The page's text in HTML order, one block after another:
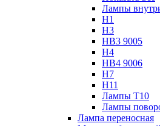
Лампы
H1
H3
HB3 9005
H4
HB4 9006
H7
H11
Лампы Т10
Лампы
Лампа переносная